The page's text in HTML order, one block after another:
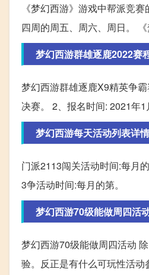
《梦幻西游》游戏中帮派竞
四周的周五、周六、周日。 《
梦幻西游群雄逐鹿2022赛
梦幻西游群雄逐鹿X9精英争
决赛。 2、报名时间: 2021年1
梦幻西游每天活动列表详情
门派2113闯关活动时间:每月
3争活动时间:每月的第。
梦幻西游70级能做周四活
梦幻西游70级能做周四活动
验。反正是有什么可玩性活动